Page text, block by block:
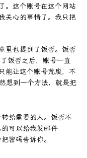
。这个账号在这个网站
关心的事情了。我只把
里也提到了饭否。饭否
饭否之后，账号一直
能让这个账号荒废，不
想到一个方法，就是把
给需要的人。饭否不
可以给我发邮件
密码告诉你。